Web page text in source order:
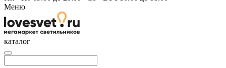
Меню
каталог